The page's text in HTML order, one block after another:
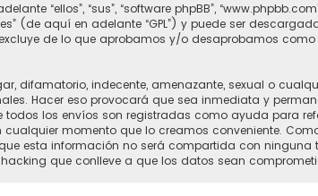
“ellos”, “sus”, “software phpBB”,
” (de aquí en adelante “GPL”) y puede ser
de lo que aprobamos y/o desaprobamos
difamatorio, indecente, amenazante, sexual o
Hacer eso provocará que sea inmediata y
todos los envíos son registradas como ayuda para
cualquier momento que lo creamos conveniente.
esta información no será compartida con ninguna
que conlleve a que los datos sean